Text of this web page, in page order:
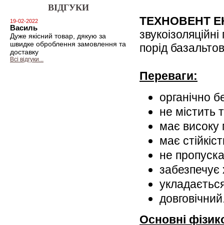
ВІДГУКИ
19-02-2022
Василь
Дуже якісний товар, дякую за
швидке оброблення замовлення та
доставку
Всі відгуки...
ТЕХНОВЕНТ
порід
Переваги:
органічно
не містить
має високу
має
не
забезпечує
Основні